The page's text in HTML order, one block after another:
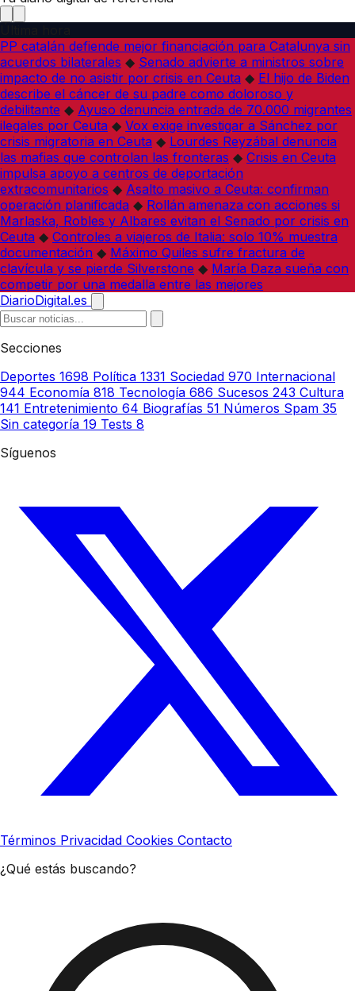
PP catalán defiende mejor financiación para Catalunya sin
acuerdos bilaterales ◆ Senado advierte a ministros sobre
impacto de no asistir por crisis en Ceuta ◆ El hijo de Biden
describe el cáncer de su padre como doloroso y
debilitante ◆ Ayuso denuncia entrada de 70.000 migrantes
ilegales por Ceuta ◆ Vox exige investigar a Sánchez por
crisis migratoria en Ceuta ◆ Lourdes Reyzábal denuncia
las mafias que controlan las fronteras ◆ Crisis en Ceuta
impulsa apoyo a centros de deportación
extracomunitarios ◆ Asalto masivo a Ceuta: confirman
operación planificada ◆ Rollán amenaza con acciones si
Marlaska, Robles y Albares evitan el Senado por crisis en
Ceuta ◆ Controles a viajeros de Italia: solo 10% muestra
documentación ◆ Máximo Quiles sufre fractura de
clavícula y se pierde Silverstone ◆ María Daza sueña con
competir por una medalla entre las mejores
DiarioDigital.es
Secciones
Deportes 1698 Política 1331 Sociedad 970 Internacional
944 Economía 818 Tecnología 686 Sucesos 243 Cultura
141 Entretenimiento 64 Biografías 51 Números Spam 35
Sin categoría 19 Tests 8
Síguenos
Términos Privacidad Cookies Contacto
¿Qué estás buscando?